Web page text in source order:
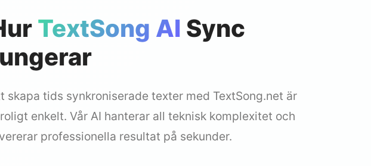
TextSong AI Sync
skapa tids synkroniserade texter med TextSong.net är
enkelt. Vår AI hanterar all teknisk komplexitet och
professionella resultat på sekunder.